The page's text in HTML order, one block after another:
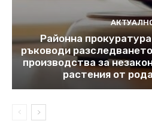
Районна
ръководи
производства за
растения от